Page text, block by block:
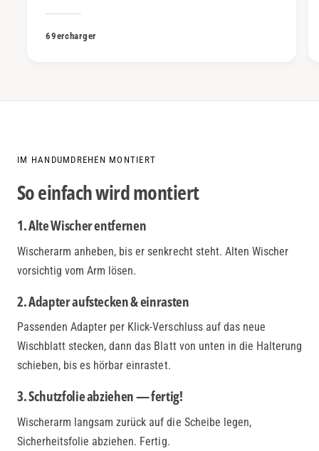
69ercharger
IM HANDUMDREHEN MONTIERT
So einfach wird montiert
1. Alte Wischer entfernen
Wischerarm anheben, bis er senkrecht steht. Alten Wischer
vorsichtig vom Arm lösen.
2. Adapter aufstecken & einrasten
Passenden Adapter per Klick-Verschluss auf das neue
Wischblatt stecken, dann das Blatt von unten in die Halterung
schieben, bis es hörbar einrastet.
3. Schutzfolie abziehen — fertig!
Wischerarm langsam zurück auf die Scheibe legen,
Sicherheitsfolie abziehen. Fertig.